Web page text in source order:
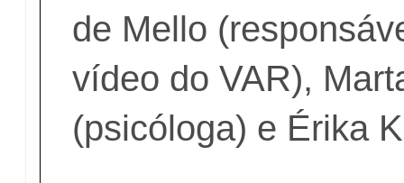
de Mello
vídeo do VAR),
(psicóloga) e Érika